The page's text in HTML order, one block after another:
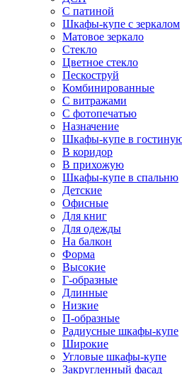
С патиной
Шкафы-купе с зеркалом
Матовое зеркало
Стекло
Цветное стекло
Пескоструй
Комбинированные
С витражами
С фотопечатью
Назначение
Шкафы-купе в
В коридор
В прихожую
Шкафы-купе в спальню
Детские
Офисные
Для книг
Для одежды
На балкон
Форма
Высокие
Г-образные
Длинные
Низкие
П-образные
Радиусные шкафы-купе
Широкие
Угловые шкафы-купе
Закругленный фасад